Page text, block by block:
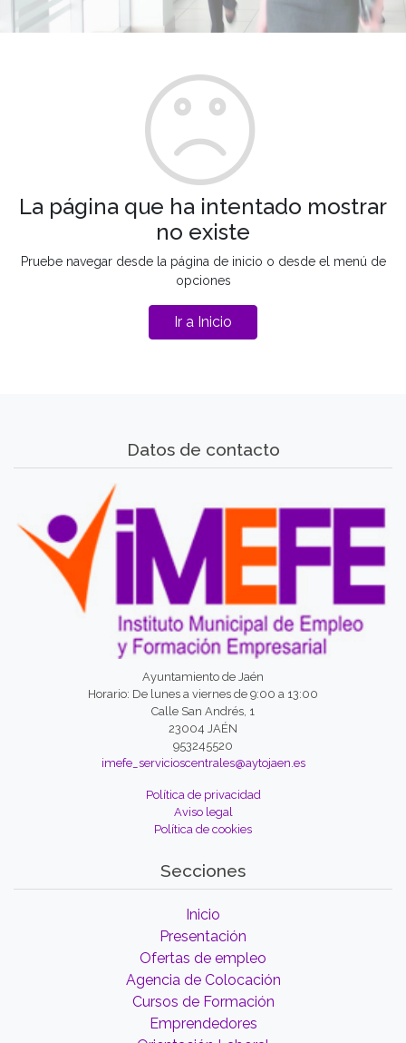
La página que ha intentado mostrar
no existe
Pruebe navegar desde la página de inicio o desde el menú de
opciones
Ir a Inicio
Datos de contacto
Ayuntamiento de Jaén
Horario: De lunes a viernes de 9:00 a 13:00
Calle San Andrés, 1
23004 JAÉN
953245520
imefe_servicioscentrales@aytojaen.es
Política de privacidad
Aviso legal
Política de cookies
Secciones
Inicio
Presentación
Ofertas de empleo
Agencia de Colocación
Cursos de Formación
Emprendedores